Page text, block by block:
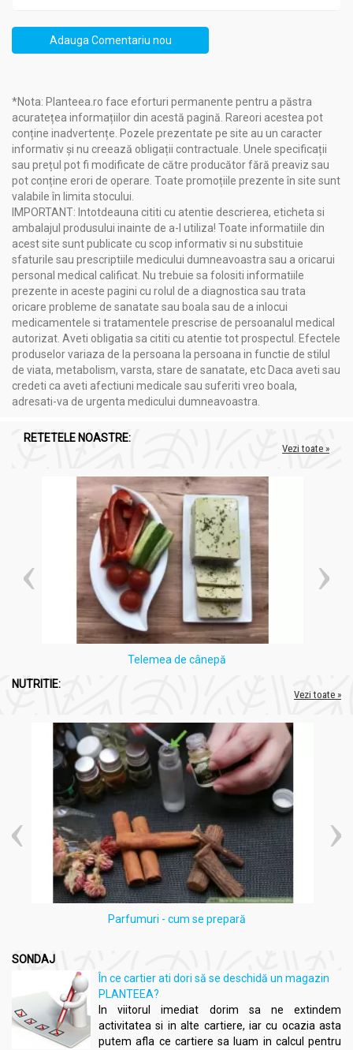
Adauga Comentariu nou
*Nota: Planteea.ro face eforturi permanente pentru a păstra
acuratețea informațiilor din acestă pagină. Rareori acestea pot
conține inadvertențe. Pozele prezentate pe site au un caracter
informativ și nu creează obligații contractuale. Unele specificații
sau prețul pot fi modificate de către producător fără preaviz sau
pot conține erori de operare. Toate promoțiile prezente în site sunt
valabile în limita stocului.
IMPORTANT: Intotdeauna cititi cu atentie descrierea, eticheta si
ambalajul produsului inainte de a-l utiliza! Toate informatiile din
acest site sunt publicate cu scop informativ si nu substituie
sfaturile sau prescriptiile medicului dumneavoastra sau a oricarui
personal medical calificat. Nu trebuie sa folositi informatiile
prezente in aceste pagini cu rolul de a diagnostica sau trata
oricare probleme de sanatate sau boala sau de a inlocui
medicamentele si tratamentele prescrise de persoanalul medical
autorizat. Aveti obligatia sa cititi cu atentie tot prospectul. Efectele
produselor variaza de la persoana la persoana in functie de stilul
de viata, metabolism, varsta, stare de sanatate, etc Daca aveti sau
credeti ca aveti afectiuni medicale sau suferiti vreo boala,
adresati-va de urgenta medicului dumneavoastra.
RETETELE NOASTRE:
Vezi toate »
Telemea de cânepă
NUTRITIE:
Vezi toate »
Parfumuri - cum se prepară
SONDAJ
În ce cartier ati dori să se deschidă un magazin
PLANTEEA?
In viitorul imediat dorim sa ne extindem
activitatea si in alte cartiere, iar cu ocazia asta
putem afla ce cartiere sa luam in calcul pentru